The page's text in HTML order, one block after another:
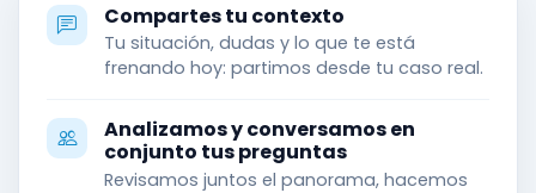
Compartes tu contexto
Tu situación, dudas y lo que te está
frenando hoy: partimos desde tu caso real.
Analizamos y conversamos en
conjunto tus preguntas
Revisamos juntos el panorama, hacemos